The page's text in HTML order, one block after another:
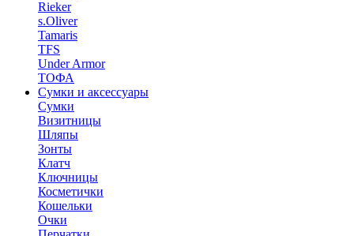
Rieker
s.Oliver
Tamaris
TFS
Under Armor
ТОФА
Сумки и аксессуары
Сумки
Визитницы
Шляпы
Зонты
Клатч
Ключницы
Косметички
Кошельки
Очки